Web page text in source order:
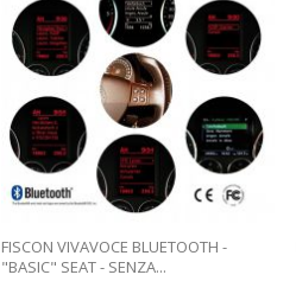
FISCON VIVAVOCE BLUETOOTH -
"BASIC" SEAT - SENZA...